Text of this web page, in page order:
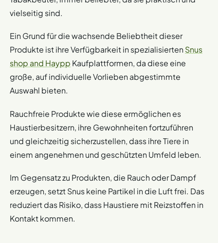
vielseitig sind.
Ein Grund für die wachsende Beliebtheit dieser
Produkte ist ihre Verfügbarkeit in spezialisiertenSnus
shop and Haypp Kaufplattformen, da diese eine
große, auf individuelle Vorlieben abgestimmte
Auswahl bieten.
Rauchfreie Produkte wie diese ermöglichen es
Haustierbesitzern, ihre Gewohnheiten fortzuführen
und gleichzeitig sicherzustellen, dass ihre Tiere in
einem angenehmen und geschützten Umfeld leben.
Im Gegensatz zu Produkten, die Rauch oder Dampf
erzeugen, setzt Snus keine Partikel in die Luft frei. Das
reduziert das Risiko, dass Haustiere mit Reizstoffen in
Kontakt kommen.